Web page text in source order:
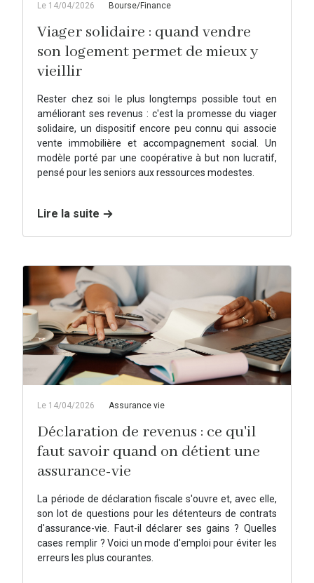
Le 14/04/2026 Bourse/Finance
Viager solidaire : quand vendre
son logement permet de mieux y
vieillir
Rester chez soi le plus longtemps possible tout en
améliorant ses revenus : c'est la promesse du viager
solidaire, un dispositif encore peu connu qui associe
vente immobilière et accompagnement social. Un
modèle porté par une coopérative à but non lucratif,
pensé pour les seniors aux ressources modestes.
Lire la suite
Le 14/04/2026 Assurance vie
Déclaration de revenus : ce qu'il
faut savoir quand on détient une
assurance-vie
La période de déclaration fiscale s'ouvre et, avec elle,
son lot de questions pour les détenteurs de contrats
d'assurance-vie. Faut-il déclarer ses gains ? Quelles
cases remplir ? Voici un mode d'emploi pour éviter les
erreurs les plus courantes.